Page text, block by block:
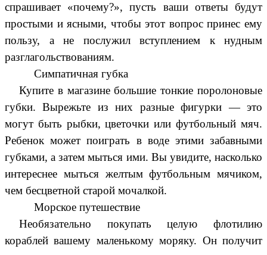
спрашивает «почему?», пусть ваши ответы будут
простыми и ясными, чтобы этот вопрос принес ему
пользу, а не послужил вступлением к нудным
разглагольствованиям.
Симпатичная губка
Купите в магазине большие тонкие поролоновые
губки. Вырежьте из них разные фигурки — это
могут быть рыбки, цветочки или футбольный мяч.
Ребенок может поиграть в воде этими забавными
губками, а затем мыться ими. Вы увидите, насколько
интереснее мыться желтым футбольным мячиком,
чем бесцветной старой мочалкой.
Морское путешествие
Необязательно покупать целую флотилию
кораблей вашему маленькому моряку. Он получит